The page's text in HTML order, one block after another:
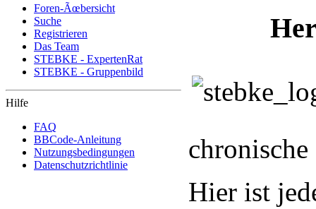
Foren-Ãœbersicht
Suche
Registrieren
Das Team
STEBKE - ExpertenRat
STEBKE - Gruppenbild
Hilfe
FAQ
BBCode-Anleitung
Nutzungsbedingungen
Datenschutzrichtlinie
Hier ist